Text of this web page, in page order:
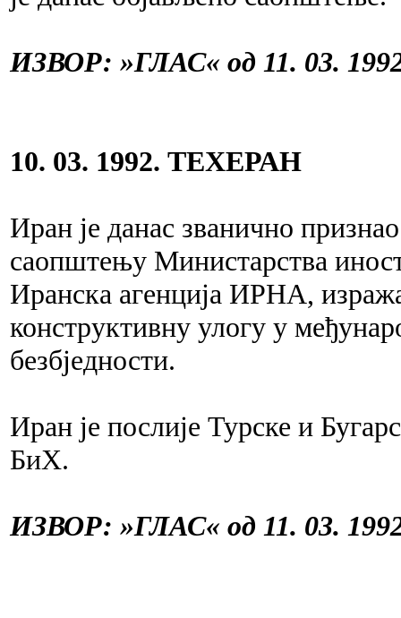
ИЗВОР: »ГЛАС« од 11. 03.
10. 03. 1992. ТЕХЕРАН
Иран је данас званично
саопштењу Министарства
Иранска агенција ИРНА,
конструктивну улогу у
безбједности.
Иран је послије Турске и
БиХ.
ИЗВОР: »ГЛАС« од 11. 03.